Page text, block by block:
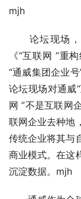
mjh
论坛现场，
《“互联网 ”重
“通威集团企业
论坛现场对通威
网 ”不是互联网
联网企业去种地
传统企业将其与
商业模式。在这
沉淀数据。mjh